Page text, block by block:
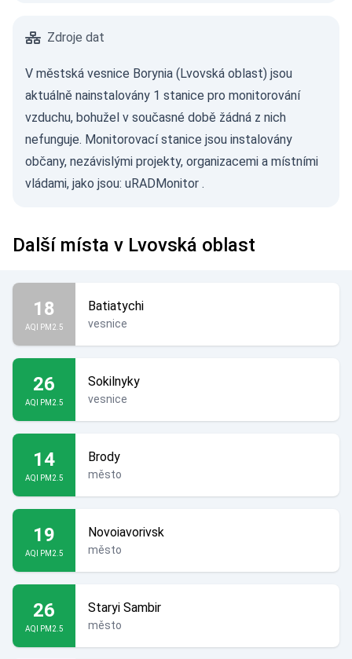
Zdroje dat
V městská vesnice Borynia (Lvovská oblast) jsou
aktuálně nainstalovány 1 stanice pro monitorování
vzduchu, bohužel v současné době žádná z nich
nefunguje. Monitorovací stanice jsou instalovány
občany, nezávislými projekty, organizacemi a místními
vládami, jako jsou: uRADMonitor .
Další místa v Lvovská oblast
18
AQI PM2.5
Batiatychi
vesnice
26
AQI PM2.5
Sokilnyky
vesnice
14
AQI PM2.5
Brody
město
19
AQI PM2.5
Novoiavorivsk
město
26
AQI PM2.5
Staryi Sambir
město